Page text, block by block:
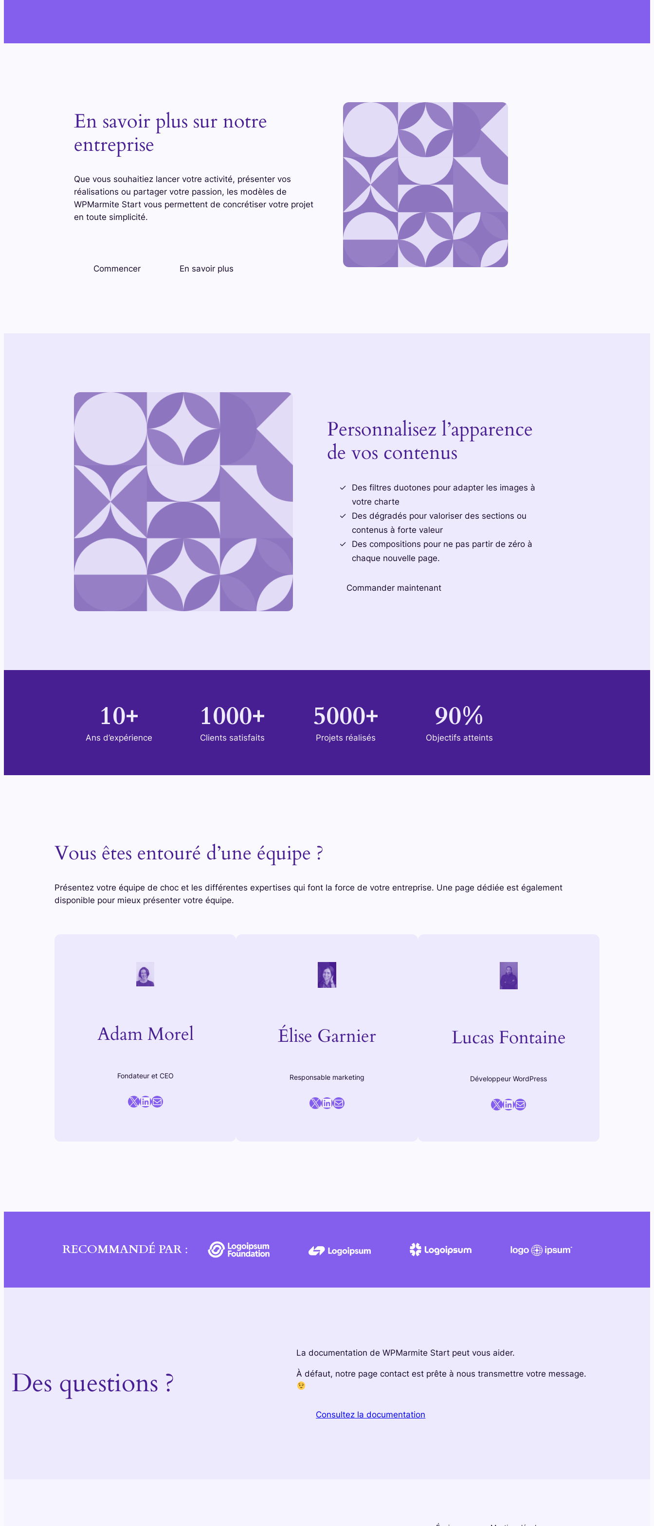
En savoir plus sur notre
entreprise
Que vous souhaitiez lancer votre activité, présenter vos
réalisations ou partager votre passion, les modèles de
WPMarmite Start vous permettent de concrétiser votre projet
en toute simplicité.
Commencer En savoir plus
Personnalisez l’apparence
de vos contenus
Des filtres duotones pour adapter les images à
votre charte
Des dégradés pour valoriser des sections ou
contenus à forte valeur
Des compositions pour ne pas partir de zéro à
chaque nouvelle page.
Commander maintenant
10+
Ans d’expérience
1000+
Clients satisfaits
5000+
Projets réalisés
90%
Objectifs atteints
Vous êtes entouré d’une équipe ?
Présentez votre équipe de choc et les différentes expertises qui font la force de votre entreprise. Une page dédiée est également
disponible pour mieux présenter votre équipe.
Adam Morel
Fondateur et CEO
X LinkedIn E-mail
Élise Garnier
Responsable marketing
X LinkedIn E-mail
Lucas Fontaine
Développeur WordPress
X LinkedIn E-mail
RECOMMANDÉ PAR :
Des questions ?
La documentation de WPMarmite Start peut vous aider.
À défaut, notre page contact est prête à nous transmettre votre message.
Consultez la documentation